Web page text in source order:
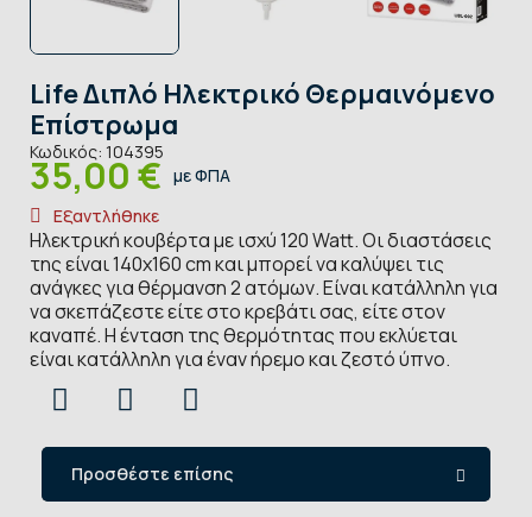
Life Διπλό Ηλεκτρικό Θερμαινόμενο
Επίστρωμα
Κωδικός: 104395
35,00 € με ΦΠΑ
Εξαντλήθηκε
Ηλεκτρική κουβέρτα με ισχύ 120 Watt. Οι διαστάσεις
της είναι 140x160 cm και μπορεί να καλύψει τις
ανάγκες για θέρμανση 2 ατόμων. Είναι κατάλληλη για
να σκεπάζεστε είτε στο κρεβάτι σας, είτε στον
καναπέ. Η ένταση της θερμότητας που εκλύεται
είναι κατάλληλη για έναν ήρεμο και ζεστό ύπνο.
Προσθέστε επίσης